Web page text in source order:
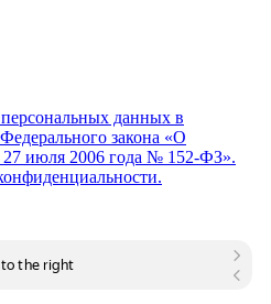
данных в
закона «О
июля 2006 года № 152-ФЗ».